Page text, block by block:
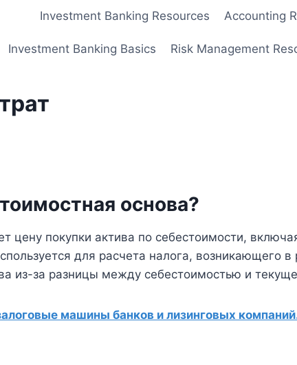
Investment Banking Resources Accounting
Investment Banking Basics Risk Management
основа?
цену покупки актива по себестоимости,
для расчета налога, возникающего в
из-за разницы между себестоимостью и
машины банков и лизинговых